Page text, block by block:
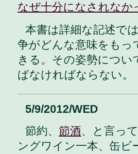
なぜ十分になされなか
本書は詳細な記述で
争がどんな意味をもっ
きる。その姿勢につい
ばなければならない。
5/9/2012/WED
節約、 節酒、と言っ
ングワイン一本、缶ビ